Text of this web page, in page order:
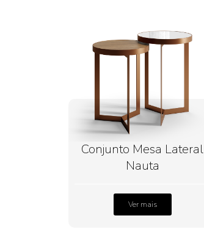
Conjunto Mesa Lateral
Nauta
Ver mais